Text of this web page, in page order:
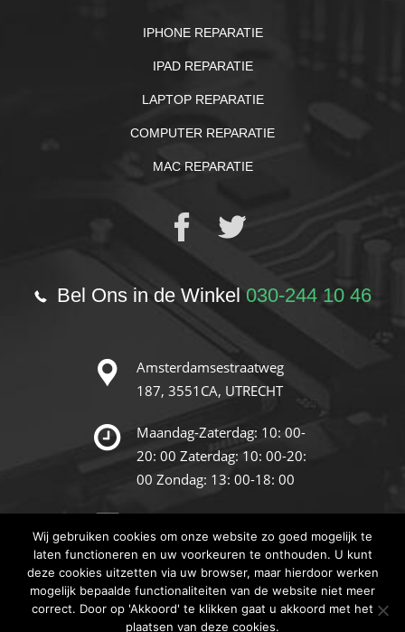
IPHONE REPARATIE
IPAD REPARATIE
LAPTOP REPARATIE
COMPUTER REPARATIE
MAC REPARATIE
Bel Ons in de Winkel 030-244 10 46
Amsterdamsestraatweg
187, 3551CA, UTRECHT
Maandag-Zaterdag: 10: 00-
20: 00 Zaterdag: 10: 00-20:
00 Zondag: 13: 00-18: 00
© 2019 Reparatie-Store. Alle
Rechten Voorbehouden.
Algemene Voorwaarden
Wij gebruiken cookies om onze website zo goed mogelijk te
laten functioneren en uw voorkeuren te onthouden. U kunt
deze cookies uitzetten via uw browser, maar hierdoor werken
mogelijk bepaalde functionaliteiten van de website niet meer
correct. Door op 'Akkoord' te klikken gaat u akkoord met het
plaatsen van deze cookies.